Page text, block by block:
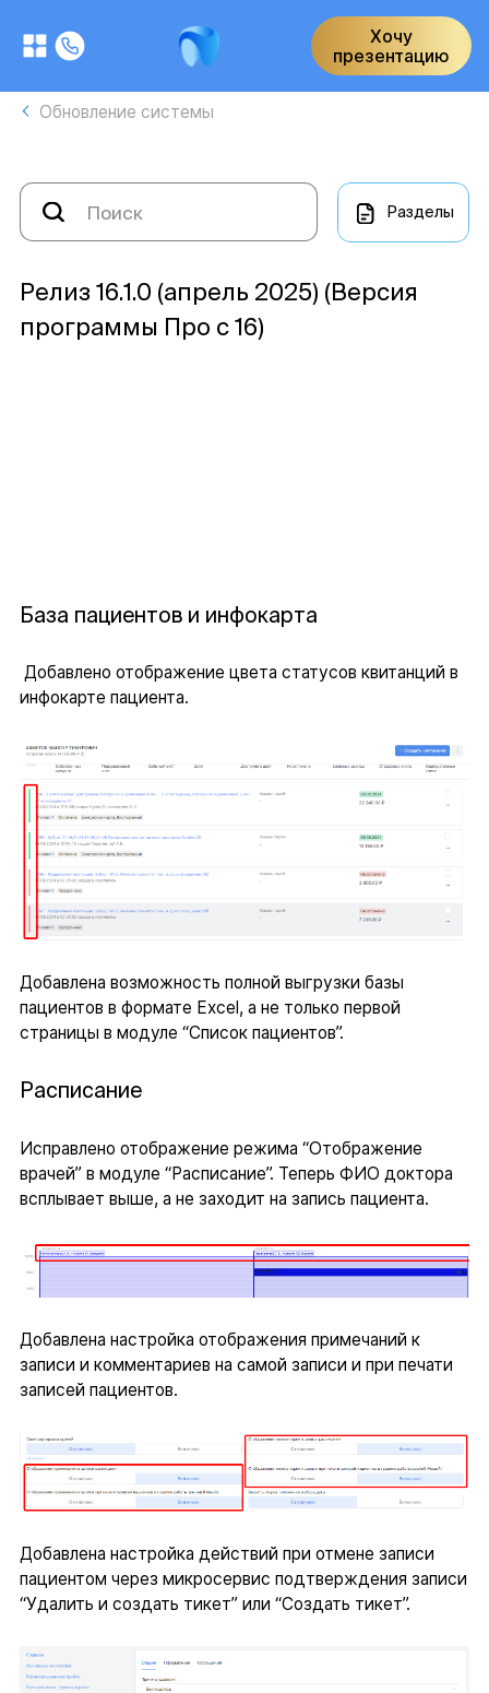
Хочу
презентацию
Обновление системы
Разделы
Релиз 16.1.0 (апрель 2025) (Версия
программы Про с 16)
База пациентов и инфокарта
Добавлено отображение цвета статусов квитанций в
инфокарте пациента.
Добавлена возможность полной выгрузки базы
пациентов в формате Excel, а не только первой
страницы в модуле “Список пациентов”.
Расписание
Исправлено отображение режима “Отображение
врачей” в модуле “Расписание”. Теперь ФИО доктора
всплывает выше, а не заходит на запись пациента.
Добавлена настройка отображения примечаний к
записи и комментариев на самой записи и при печати
записей пациентов.
Добавлена настройка действий при отмене записи
пациентом через микросервис подтверждения записи
“Удалить и создать тикет” или “Создать тикет”.